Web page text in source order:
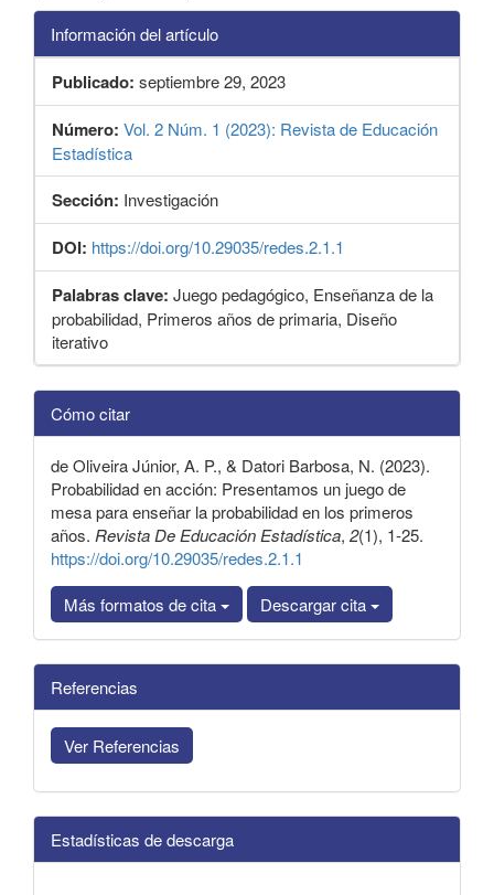
Información del artículo
Publicado: septiembre 29, 2023
Número: Vol. 2 Núm. 1 (2023): Revista de Educación
Estadística
Sección: Investigación
DOI: https://doi.org/10.29035/redes.2.1.1
Palabras clave: Juego pedagógico, Enseñanza de la
probabilidad, Primeros años de primaria, Diseño
iterativo
Detalles
del
artículo
Cómo citar
de Oliveira Júnior, A. P., & Datori Barbosa, N. (2023).
Probabilidad en acción: Presentamos un juego de
mesa para enseñar la probabilidad en los primeros
años. Revista De Educación Estadística, 2(1), 1-25.
https://doi.org/10.29035/redes.2.1.1
Más formatos de cita
Descargar cita
Referencias
Ver Referencias
Estadísticas de descarga